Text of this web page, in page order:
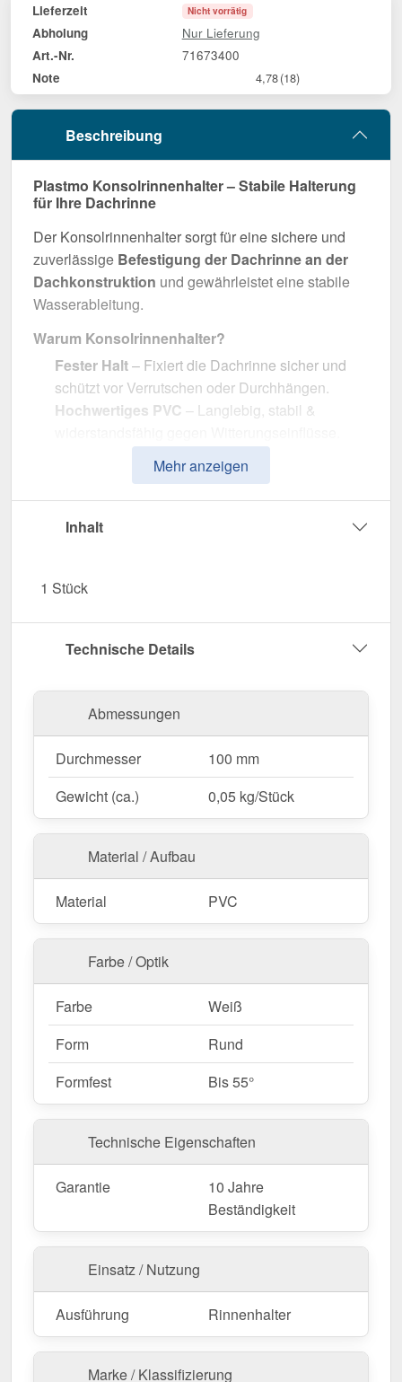
Lieferzeit Nicht vorrätig
Abholung Nur Lieferung
Art.-Nr. 71673400
Note 4,78(18)
Beschreibung
Plastmo Konsolrinnenhalter – Stabile Halterung
für Ihre Dachrinne
Der Konsolrinnenhalter sorgt für eine sichere und
zuverlässige Befestigung der Dachrinne an der
Dachkonstruktion und gewährleistet eine stabile
Wasserableitung.
Warum Konsolrinnenhalter?
Fester Halt– Fixiert die Dachrinne sicher und
schützt vor Verrutschen oder Durchhängen.
Hochwertiges PVC – Langlebig, stabil &
Dimension mit 100 mm Durchmesser.
Einfache Montage– Passgenau für Plastmo
PVC Dachrinnen.
Umwelteinflüsse.
langlebige & stabile Rinnenmontage!
Mehr anzeigen
Inhalt
1 Stück
Technische Details
Abmessungen
Durchmesser
100 mm
Gewicht (ca.)
0,05 kg/Stück
Material / Aufbau
Material PVC
Farbe / Optik
Farbe
Weiß
Form
Rund
Formfest
Bis 55°
Technische Eigenschaften
Garantie
10 Jahre
Beständigkeit
Einsatz / Nutzung
Ausführung Rinnenhalter
Marke / Klassifizierung